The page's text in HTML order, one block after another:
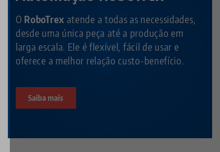
O RoboTrex atende a todas as necessidades,
desde uma única peça até a produção em
larga escala. Ele é flexível, fácil de usar e
oferece a melhor relação custo-benefício.
Saiba mais